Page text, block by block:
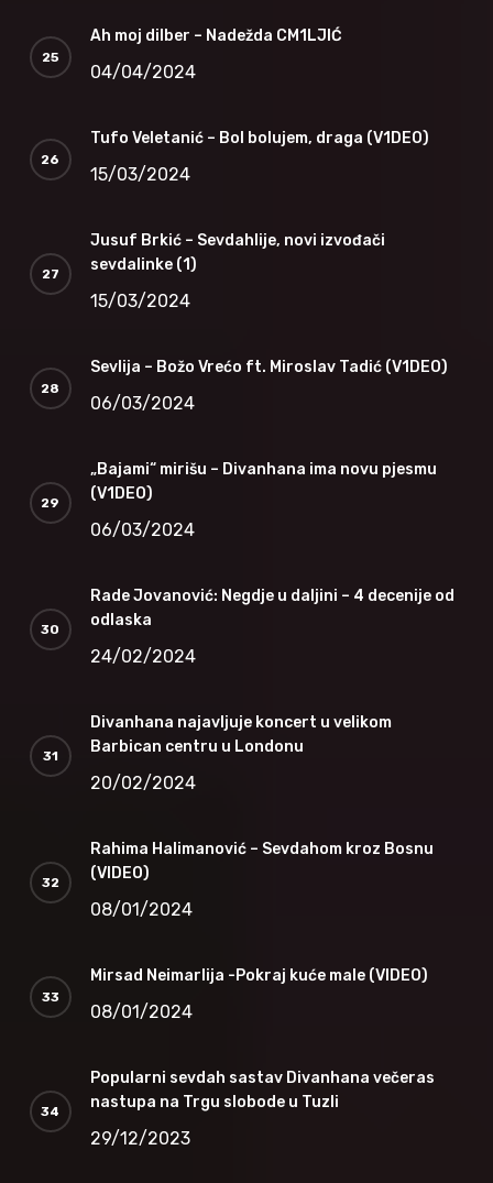
Ah moj dilber – Nadežda CM1LJIĆ
04/04/2024
Tufo Veletanić – Bol bolujem, draga (V1DEO)
15/03/2024
Jusuf Brkić – Sevdahlije, novi izvođači
sevdalinke (1)
15/03/2024
Sevlija – Božo Vrećo ft. Miroslav Tadić (V1DEO)
06/03/2024
„Bajami“ mirišu – Divanhana ima novu pjesmu
(V1DEO)
06/03/2024
Rade Jovanović: Negdje u daljini – 4 decenije od
odlaska
24/02/2024
Divanhana najavljuje koncert u velikom
Barbican centru u Londonu
20/02/2024
Rahima Halimanović – Sevdahom kroz Bosnu
(VIDEO)
08/01/2024
Mirsad Neimarlija -Pokraj kuće male (VIDEO)
08/01/2024
Popularni sevdah sastav Divanhana večeras
nastupa na Trgu slobode u Tuzli
29/12/2023